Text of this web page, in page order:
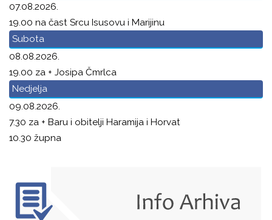
07.08.2026.
19.00 na čast Srcu Isusovu i Marijinu
Subota
08.08.2026.
19.00 za + Josipa Čmrlca
Nedjelja
09.08.2026.
7.30 za + Baru i obitelji Haramija i Horvat
10.30 župna